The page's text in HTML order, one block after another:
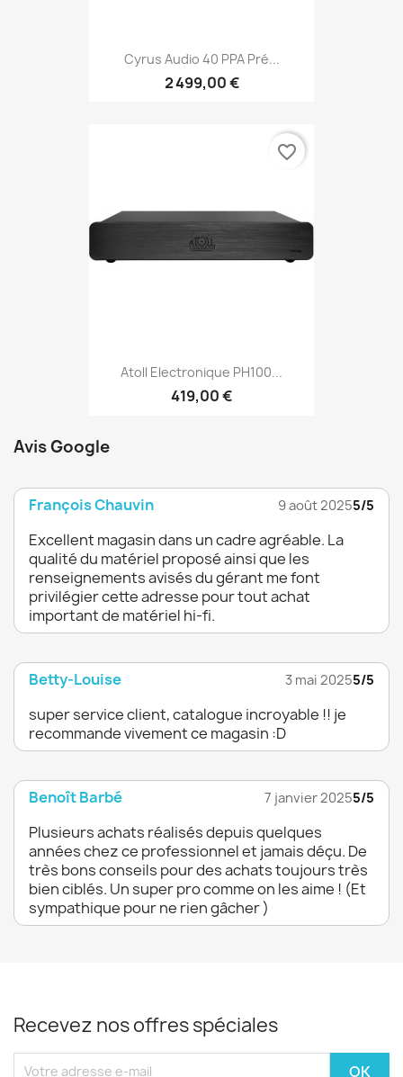
Cyrus Audio 40 PPA Pré...
2 499,00 €
Atoll Electronique PH100...
419,00 €
favorite_border
Avis Google
François Chauvin 9 août 20255/5
Excellent magasin dans un cadre agréable. La
qualité du matériel proposé ainsi que les
renseignements avisés du gérant me font
privilégier cette adresse pour tout achat
important de matériel hi-fi.
Betty-Louise 3 mai 20255/5
super service client, catalogue incroyable !! je
recommande vivement ce magasin :D
Benoît Barbé 7 janvier 20255/5
Plusieurs achats réalisés depuis quelques
années chez ce professionnel et jamais déçu. De
très bons conseils pour des achats toujours très
bien ciblés. Un super pro comme on les aime ! (Et
sympathique pour ne rien gâcher )
Recevez nos offres spéciales